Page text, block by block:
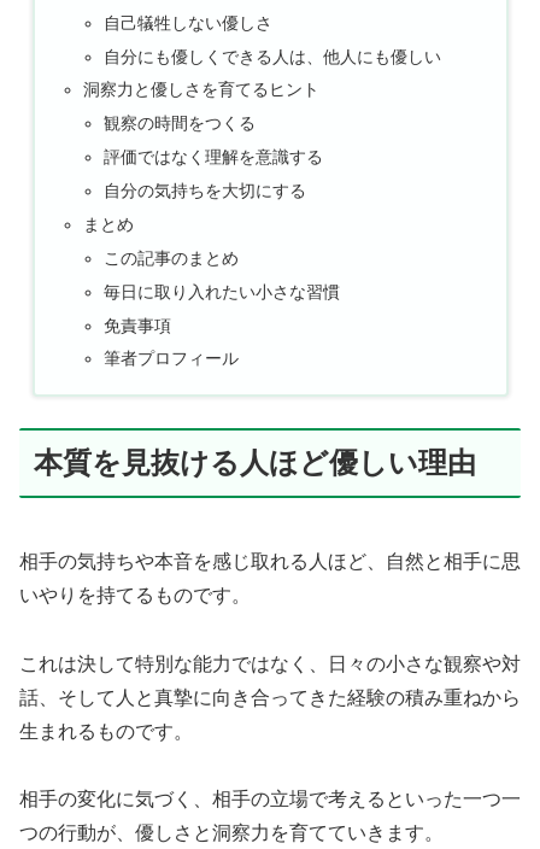
自己犠牲しない優しさ
自分にも優しくできる人は、他人にも優しい
洞察力と優しさを育てるヒント
観察の時間をつくる
評価ではなく理解を意識する
自分の気持ちを大切にする
まとめ
この記事のまとめ
毎日に取り入れたい小さな習慣
免責事項
筆者プロフィール
本質を見抜ける人ほど優しい理由
相手の気持ちや本音を感じ取れる人ほど、自然と相手に思
いやりを持てるものです。
これは決して特別な能力ではなく、日々の小さな観察や対
話、そして人と真摯に向き合ってきた経験の積み重ねから
生まれるものです。
相手の変化に気づく、相手の立場で考えるといった一つ一
つの行動が、優しさと洞察力を育てていきます。